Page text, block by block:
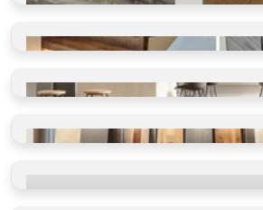
Ano, olepujeme i zdi
Vidět, cítit, vybrat
Výběr dle místností